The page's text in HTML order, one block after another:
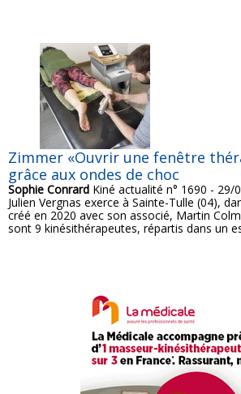
Zimmer «Ouvrir une fenêtre
grâce aux ondes de choc
Sophie Conrard Kiné actualité n° 1690 - 29/
Julien Vergnas exerce à Sainte-Tulle (04),
créé en 2020 avec son associé, Martin
sont 9 kinésithérapeutes, répartis dans un